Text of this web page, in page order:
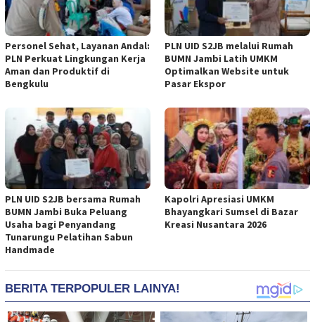
Personel Sehat, Layanan Andal:
PLN Perkuat Lingkungan Kerja
Aman dan Produktif di
Bengkulu
PLN UID S2JB melalui Rumah
BUMN Jambi Latih UMKM
Optimalkan Website untuk
Pasar Ekspor
PLN UID S2JB bersama Rumah
BUMN Jambi Buka Peluang
Usaha bagi Penyandang
Tunarungu Pelatihan Sabun
Handmade
Kapolri Apresiasi UMKM
Bhayangkari Sumsel di Bazar
Kreasi Nusantara 2026